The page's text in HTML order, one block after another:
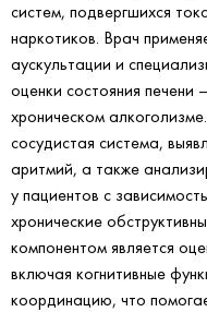
систем, подвергшихся
наркотиков. Врач
аускультации и
оценки состояния печени
хроническом
сосудистая система,
аритмий, а также
у пациентов с
хронические
компонентом является
включая когнитивные
координацию, что